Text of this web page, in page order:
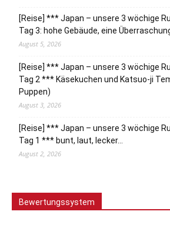
[Reise] *** Japan – unsere 3 wöchige
Tag 3: hohe Gebäude, eine
August 5, 2026
[Reise] *** Japan – unsere 3 wöchige
Tag 2 *** Käsekuchen und Katsuo-ji
Puppen)
August 3, 2026
[Reise] *** Japan – unsere 3 wöchige
Tag 1 *** bunt, laut, lecker…
August 2, 2026
Bewertungssystem